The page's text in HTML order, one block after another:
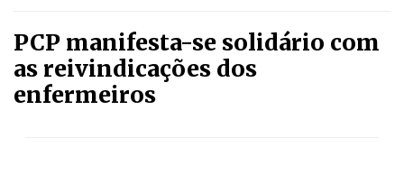
PCP manifesta-se solidário com
as reivindicações dos
enfermeiros